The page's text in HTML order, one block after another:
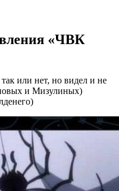
«ЧВК
или нет, но видел и не
и Мизулиных)